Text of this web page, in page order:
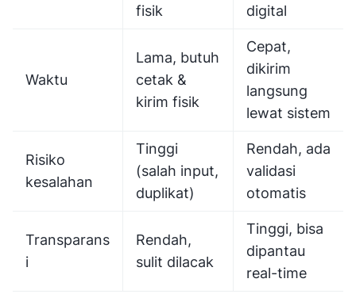
fisik
digital
Waktu
Lama, butuh
cetak &
kirim fisik
Cepat,
dikirim
langsung
lewat sistem
Risiko
kesalahan
Tinggi
(salah input,
duplikat)
Rendah, ada
validasi
otomatis
Transparans
i
Rendah,
sulit dilacak
Tinggi, bisa
dipantau
real-time